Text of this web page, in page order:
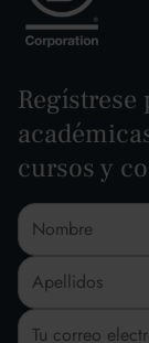
cursos y